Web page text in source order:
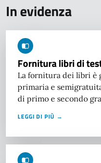
In evidenza
Fornitura libri di
La fornitura dei libri è
primaria e
di primo e secondo
LEGGI DI PIÙ →